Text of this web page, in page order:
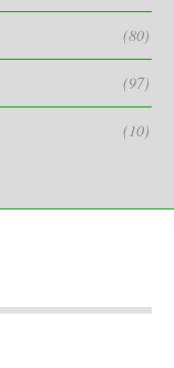
(80)
(97)
(10)